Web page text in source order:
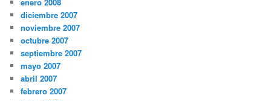
diciembre 2007
noviembre 2007
octubre 2007
septiembre 2007
mayo 2007
abril 2007
febrero 2007